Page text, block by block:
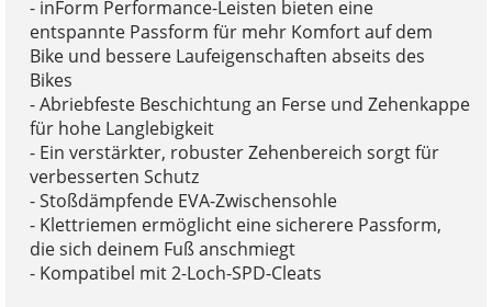
- inForm Performance-Leisten bieten eine
entspannte Passform für mehr Komfort auf dem
Bike und bessere Laufeigenschaften abseits des
Bikes
- Abriebfeste Beschichtung an Ferse und Zehenkappe
für hohe Langlebigkeit
- Ein verstärkter, robuster Zehenbereich sorgt für
verbesserten Schutz
- Stoßdämpfende EVA-Zwischensohle
- Klettriemen ermöglicht eine sicherere Passform,
die sich deinem Fuß anschmiegt
- Kompatibel mit 2-Loch-SPD-Cleats